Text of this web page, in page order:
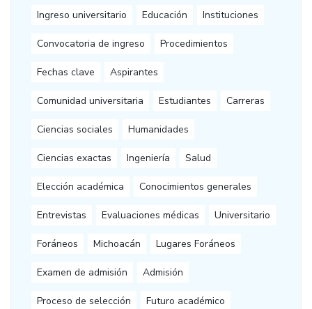
Ingreso universitario Educación Instituciones
Convocatoria de ingreso Procedimientos
Fechas clave Aspirantes
Comunidad universitaria Estudiantes Carreras
Ciencias sociales Humanidades
Ciencias exactas Ingeniería Salud
Elección académica Conocimientos generales
Entrevistas Evaluaciones médicas Universitario
Foráneos Michoacán Lugares Foráneos
Examen de admisión Admisión
Proceso de selección Futuro académico